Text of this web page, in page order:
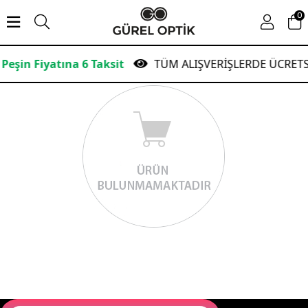
Fiyatına 6 Taksit TÜM ALIŞVERİŞLERDE ÜCRETSİZ
0